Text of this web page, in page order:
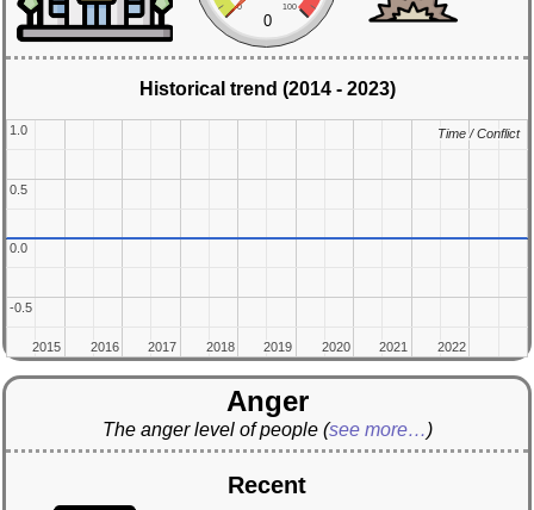
0 100
0
Historical trend (2014 - 2023)
2015
2015 2016
2016 2017
2017 2018
2018 2019
2019 2020
2020 2021
2021 2022
2022
-0.5
-0.5
0.0
0.0
0.5
0.5
1.0
1.0 Time / Conflict
Time / Conflict
Anger
The anger level of people (see more…)
Recent